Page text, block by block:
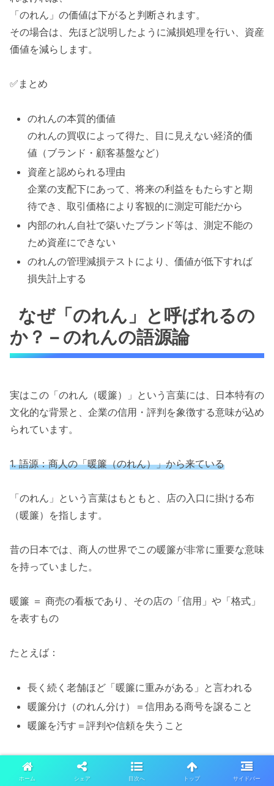
「のれん」の価値は下がると判断されます。
その場合は、先ほど説明したように減損処理を行い、資産
価値を減らします。
✅まとめ
のれんの本質的価値
のれんの買収によって得た、目に見えない経済的価
値（ブランド・顧客基盤など）
資産と認められる理由
企業の支配下にあって、将来の利益をもたらすと期
待でき、取引価格により客観的に測定可能だから
内部のれん自社で築いたブランド等は、測定不能の
ため資産にできない
のれんの管理減損テストにより、価値が低下すれば
損失計上する
なぜ「のれん」と呼ばれるの
か？ – のれんの語源論
実はこの「のれん（暖簾）」という言葉には、日本特有の
文化的な背景と、企業の信用・評判を象徴する意味が込め
られています。
1. 語源：商人の「暖簾（のれん）」から来ている
「のれん」という言葉はもともと、店の入口に掛ける布
（暖簾）を指します。
昔の日本では、商人の世界でこの暖簾が非常に重要な意味
を持っていました。
暖簾 ＝ 商売の看板であり、その店の「信用」や「格式」
を表すもの
たとえば：
長く続く老舗ほど「暖簾に重みがある」と言われる
暖簾分け（のれん分け）＝信用ある商号を譲ること
暖簾を汚す＝評判や信頼を失うこと
つまり、「暖簾」には目に見えないが確実に存在する価値
（信用・評判・ブランド）という意味がありました。
ホーム シェア 目次へ トップ サイドバー